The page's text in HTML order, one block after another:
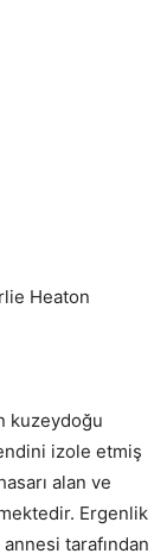
Heaton
kuzeydoğu
izole etmiş
alan ve
Ergenlik
tarafından